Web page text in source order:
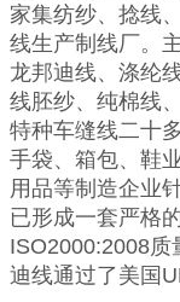
家集纺纱、捻线
线生产制线厂。
龙邦迪线、涤纶
线胚纱、纯棉线
特种车缝线二十
手袋、箱包、鞋
用品等制造企业
已形成一套严格
ISO2000:2008质
迪线通过了美国